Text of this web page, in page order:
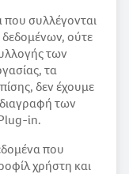
που συλλέγονται
δεδομένων, ούτε
των
τα
δεν έχουμε
των
in.
που
χρήστη και